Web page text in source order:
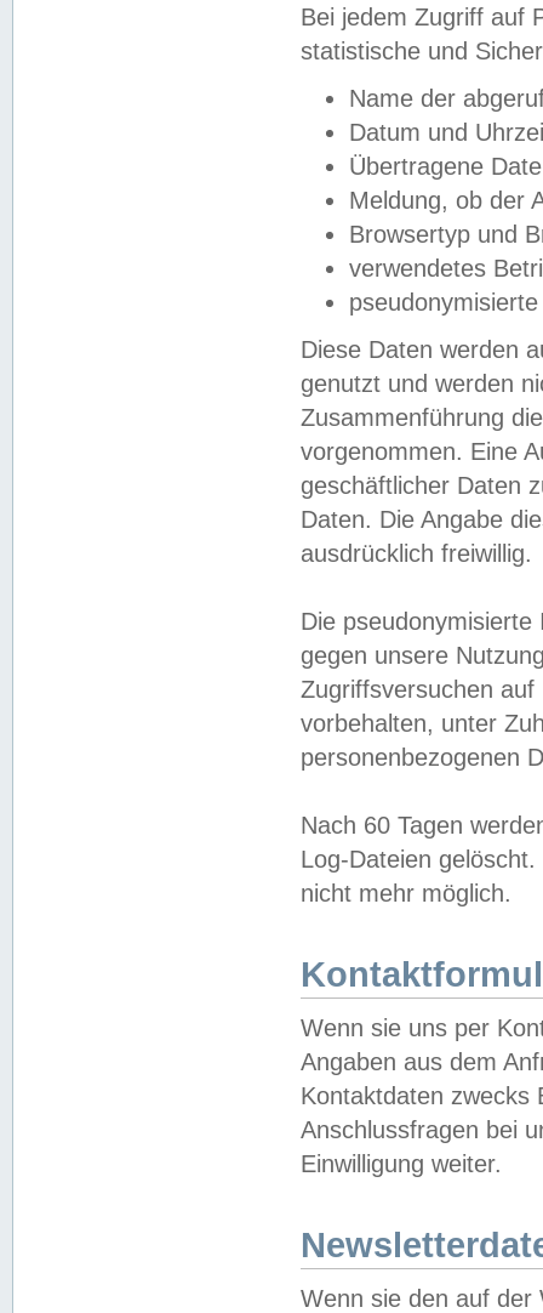
Bei jedem Zugriff auf
statistische und
Name der
Datum und
Übertragene
Meldung, ob der
Browsertyp und
verwendetes
Diese Daten werden
genutzt und werden
Zusammenführung
vorgenommen. Eine
geschäftlicher Daten
Daten. Die Angabe
ausdrücklich freiwillig.
Die
gegen unsere
Zugriffsversuchen
vorbehalten, unter
personenbezogenen
Nach 60 Tagen
Log-Dateien
nicht mehr möglich.
Wenn sie uns per
Angaben aus dem
Kontaktdaten zwecks
Anschlussfragen bei
Einwilligung weiter.
Wenn sie den auf der